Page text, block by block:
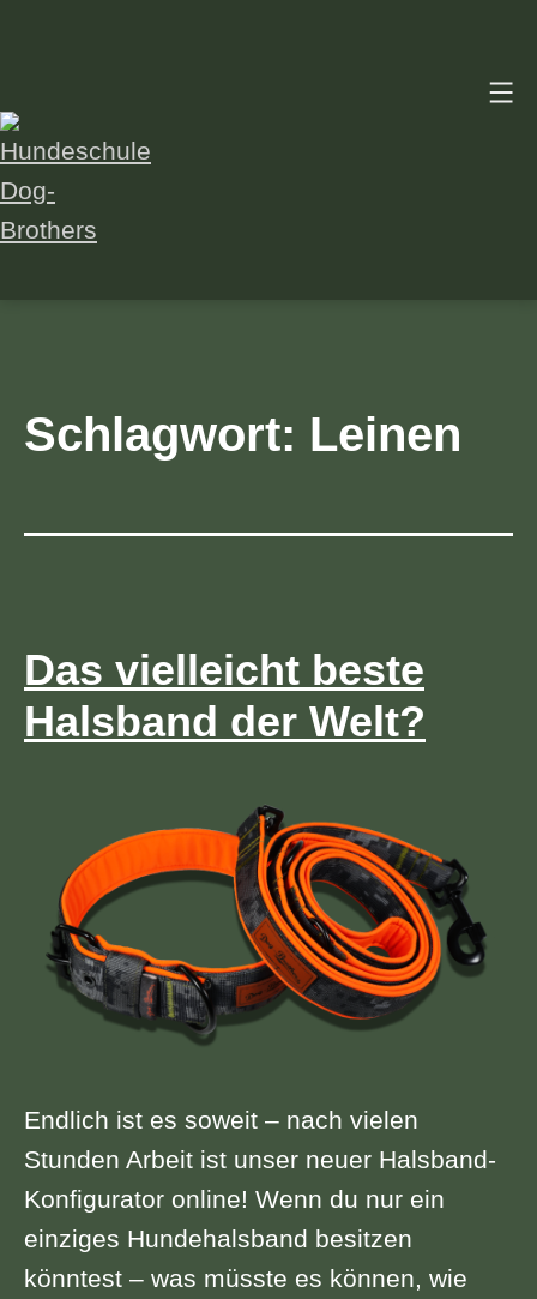
Dog-
Schlagwort: Leinen
Das vielleicht beste
Halsband der Welt?
Endlich ist es soweit – nach vielen
Stunden Arbeit ist unser neuer Halsband-
Konfigurator online! Wenn du nur ein
einziges Hundehalsband besitzen
könntest – was müsste es können, wie